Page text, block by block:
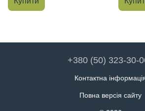
+380 (50) 323-30-
Контактна
Повна версія сайту